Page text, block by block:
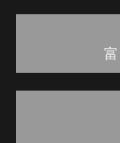
金澤指輪工房｜